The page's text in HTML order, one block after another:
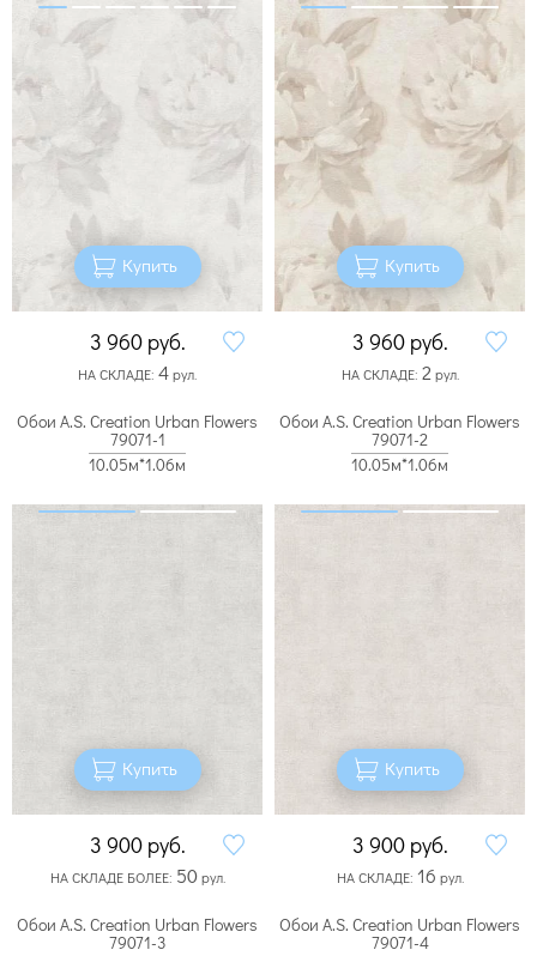
Купить
3 960 руб.
НА СКЛАДЕ: 4рул.
Купить
3 960 руб.
НА СКЛАДЕ: 2 рул.
Обои A.S. Creation Urban Flowers
79071-1
10.05м*1.06м
Купить
3 900 руб.
НА СКЛАДЕ БОЛЕЕ: 50рул.
Обои A.S. Creation Urban Flowers
79071-2
10.05м*1.06м
Купить
3 900 руб.
НА СКЛАДЕ: 16 рул.
Обои A.S. Creation Urban Flowers
79071-3
Обои A.S. Creation Urban Flowers
79071-4